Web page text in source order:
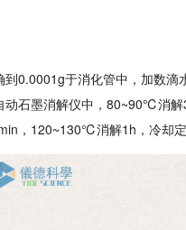
0.0001g于消化管中，加数
动石墨消解仪中，80~90℃消
，120~130℃消解1h，冷却定